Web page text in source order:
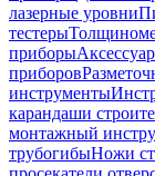
лазерные уровни
тестеры
приборы
приборов
инструменты
карандаши
монтажный
трубогибыНожи